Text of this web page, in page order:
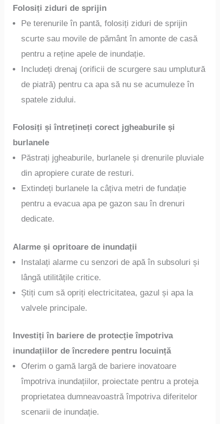
Folosiți ziduri de sprijin
Pe terenurile în pantă, folosiți ziduri de sprijin
scurte sau movile de pământ în amonte de casă
pentru a reține apele de inundație.
Includeți drenaj (orificii de scurgere sau umplutură
de piatră) pentru ca apa să nu se acumuleze în
spatele zidului.
Folosiți și întrețineți corect jgheaburile și
burlanele
Păstrați jgheaburile, burlanele și drenurile pluviale
din apropiere curate de resturi.
Extindeți burlanele la câțiva metri de fundație
pentru a evacua apa pe gazon sau în drenuri
dedicate.
Alarme și opritoare de inundații
Instalați alarme cu senzori de apă în subsoluri și
lângă utilitățile critice.
Știți cum să opriți electricitatea, gazul și apa la
valvele principale.
Investiți în bariere de protecție împotriva
inundațiilor de încredere pentru locuință
Oferim o gamă largă de bariere inovatoare
împotriva inundațiilor, proiectate pentru a proteja
proprietatea dumneavoastră împotriva diferitelor
scenarii de inundație.